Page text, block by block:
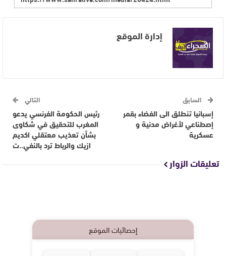
إدارة الموقع
السابق
إسبانيا تنطلق الى الفضاء بقمر
إصطناعي لأغراض مدنية و
عسكرية
التالي
رئيس الحكومة الفرنسي يدعو
المغرب للتحقيق في شكاوى
بشأن تعذيب معتقلي اكديم
ازيك والرباط ترد بالنفي..ت
تعليقات الزوار
إحصائيات الموقع